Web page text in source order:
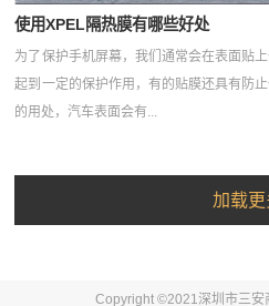
使用XPEL隔热膜有哪些好处
为了保护手机屏幕，我们通常会在表面贴
起到一定的保护作用，有的贴膜还具有防
的用处，汽车表面会有...
Copyright ©2021深圳市三安